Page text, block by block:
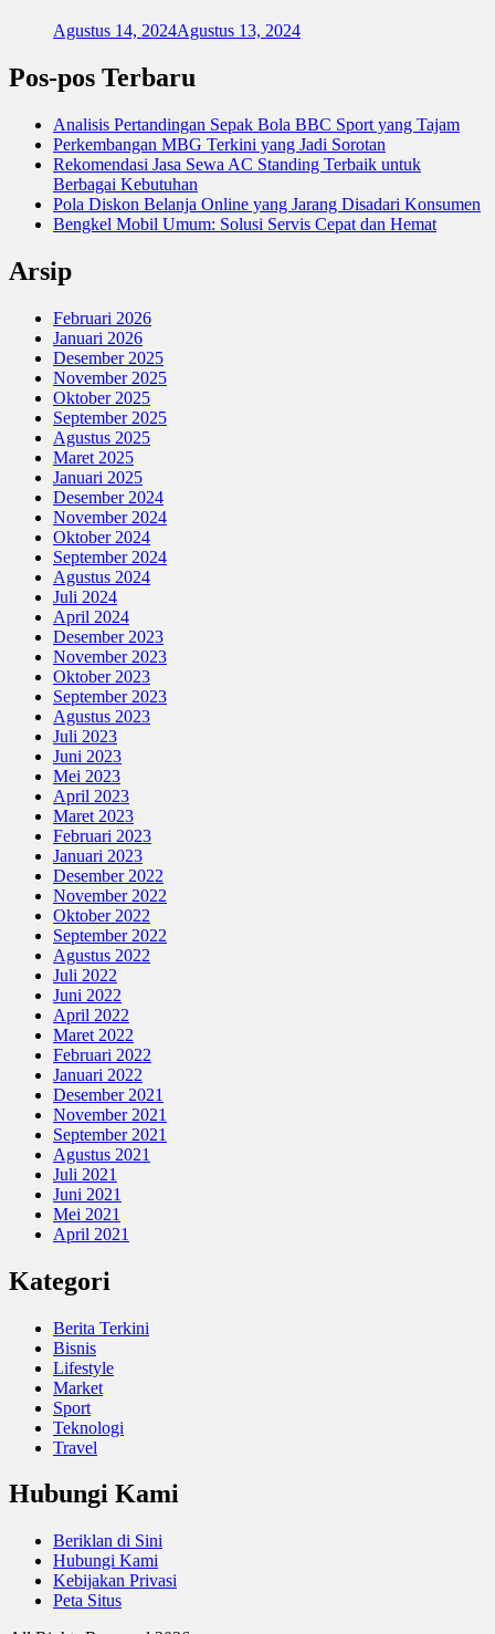
Agustus 14, 2024Agustus 13, 2024
Pos-pos Terbaru
Analisis Pertandingan Sepak Bola BBC Sport yang Tajam
Perkembangan MBG Terkini yang Jadi Sorotan
Rekomendasi Jasa Sewa AC Standing Terbaik untuk
Berbagai Kebutuhan
Pola Diskon Belanja Online yang Jarang Disadari Konsumen
Bengkel Mobil Umum: Solusi Servis Cepat dan Hemat
Arsip
Februari 2026
Januari 2026
Desember 2025
November 2025
Oktober 2025
September 2025
Agustus 2025
Maret 2025
Januari 2025
Desember 2024
November 2024
Oktober 2024
September 2024
Agustus 2024
Juli 2024
April 2024
Desember 2023
November 2023
Oktober 2023
September 2023
Agustus 2023
Juli 2023
Juni 2023
Mei 2023
April 2023
Maret 2023
Februari 2023
Januari 2023
Desember 2022
November 2022
Oktober 2022
September 2022
Agustus 2022
Juli 2022
Juni 2022
April 2022
Maret 2022
Februari 2022
Januari 2022
Desember 2021
November 2021
September 2021
Agustus 2021
Juli 2021
Juni 2021
Mei 2021
April 2021
Kategori
Berita Terkini
Bisnis
Lifestyle
Market
Sport
Teknologi
Travel
Hubungi Kami
Beriklan di Sini
Hubungi Kami
Kebijakan Privasi
Peta Situs